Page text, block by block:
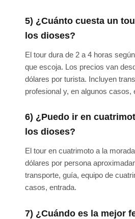
5) ¿Cuánto cuesta un
los dioses?
El tour dura de 2 a 4 horas
que escoja. Los precios van
dólares por turista. Incluyen
profesional y, en algunos casos,
6) ¿Puedo ir en
los dioses?
El tour en cuatrimoto a la
dólares por persona
transporte, guía, equipo de
casos, entrada.
7) ¿Cuándo es la mejor